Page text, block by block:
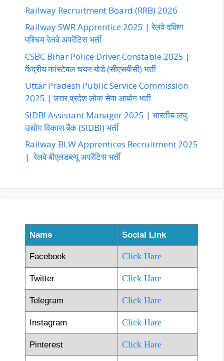
Railway Recruitment Board (RRB) 2026
Railway SWR Apprentice 2025 | रेलवे दक्षिण
पश्चिम रेलवे अपरेंटिस भर्ती
CSBC Bihar Police Driver Constable 2025 |
केंद्रीय कांस्टेबल चयन बोर्ड (सीएसबीसी) भर्ती
Uttar Pradesh Public Service Commission
2025 | उत्तर प्रदेश लोक सेवा आयोग भर्ती
SIDBI Assistant Manager 2025 | भारतीय लघु
उद्योग विकास बैंक (SIDBI) भर्ती
Railway BLW Apprentices Recruitment 2025
| रेलवे बीएलडब्ल्यू अपरेंटिस भर्ती
Name Social Link
Facebook Click Hare
Twitter Click Hare
Telegram Click Hare
Instagram Click Hare
Pinterest Click Hare